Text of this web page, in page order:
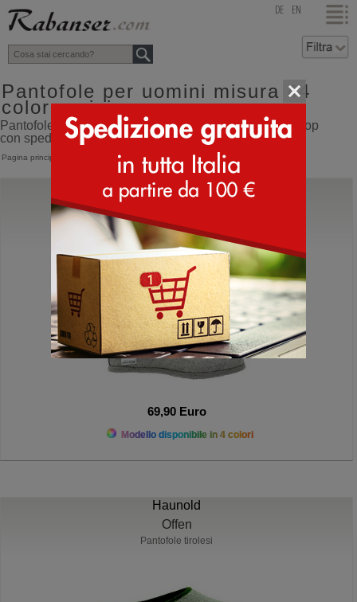
top DE EN
Pantofole per uomini misura 44
colore grigio
Pantofole per uomini misura 44 colore grigio online shop
con spedizione direttamente dall'Italia
Pagina principale Pantofole
Orthopant
Pantofole
69,90 Euro
Modello disponibile in 4 colori
Haunold
Offen
Pantofole tirolesi